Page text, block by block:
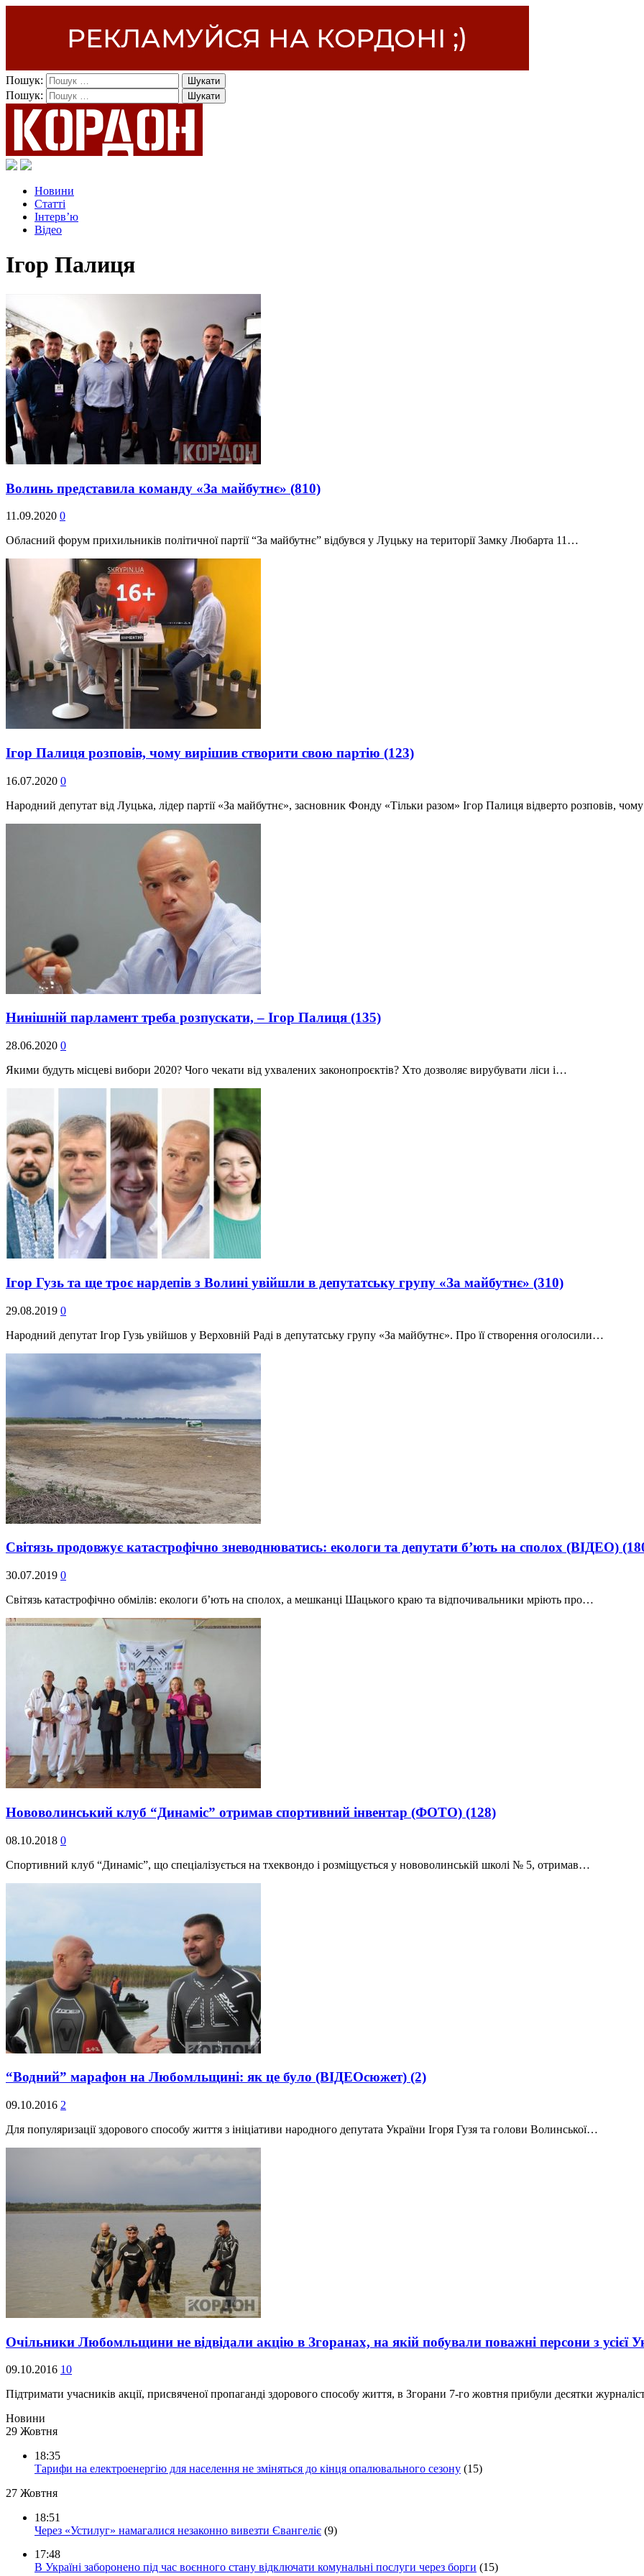
Пошук:
Пошук:
Новини
Статті
Інтерв’ю
Відео
Ігор Палиця
Волинь представила команду «За майбутнє» (810)
11.09.2020 0
Обласний форум прихильників політичної партії “За майбутнє” відбувся у Луцьку на території Замку Любарта 11…
Ігор Палиця розповів, чому вирішив створити свою партію (123)
16.07.2020 0
Народний депутат від Луцька, лідер партії «За майбутнє», засновник Фонду «Тільки разом» Ігор Палиця відверто розповів,
Нинішній парламент треба розпускати, – Ігор Палиця (135)
28.06.2020 0
Якими будуть місцеві вибори 2020? Чого чекати від ухвалених законопроєктів? Хто дозволяє вирубувати ліси і…
Ігор Гузь та ще троє нардепів з Волині увійшли в депутатську групу «За майбутнє» (310)
29.08.2019 0
Народний депутат Ігор Гузь увійшов у Верховній Раді в депутатську групу «За майбутнє». Про її створення оголосили…
Світязь продовжує катастрофічно зневоднюватись: екологи та депутати б’ють на сполох (ВІДЕО)
30.07.2019 0
Світязь катастрофічно обмілів: екологи б’ють на сполох, а мешканці Шацького краю та відпочивальники мріють про…
Нововолинський клуб “Динаміс” отримав спортивний інвентар (ФОТО) (128)
08.10.2018 0
Спортивний клуб “Динаміс”, що спеціалізується на тхеквондо і розміщується у нововолинській школі № 5, отримав…
“Водний” марафон на Любомльщині: як це було (ВІДЕОсюжет) (2)
09.10.2016 2
Для популяризації здорового способу життя з ініціативи народного депутата України Ігоря Гузя та голови Волинської…
Очільники Любомльщини не відвідали акцію в Згоранах, на якій побували поважні персони з усієї
09.10.2016 10
Підтримати учасників акції, присвяченої пропаганді здорового способу життя, в Згорани 7-го жовтня прибули десятки
Новини
29 Жовтня
18:35
Тарифи на електроенергію для населення не зміняться до кінця опалювального сезону (15)
27 Жовтня
18:51
Через «Устилуг» намагалися незаконно вивезти Євангеліє (9)
17:48
В Україні заборонено під час воєнного стану відключати комунальні послуги через борги (15)